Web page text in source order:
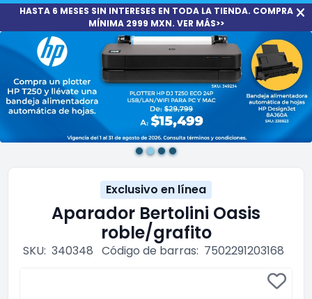
HASTA 6 MESES SIN INTERESES EN TODA LA TIENDA. COMPRA
MÍNIMA 2999 MXN. VER MÁS>>
Exclusivo en línea
Aparador Bertolini Oasis
roble/grafito
SKU: 340348 Código de barras: 7502291203168